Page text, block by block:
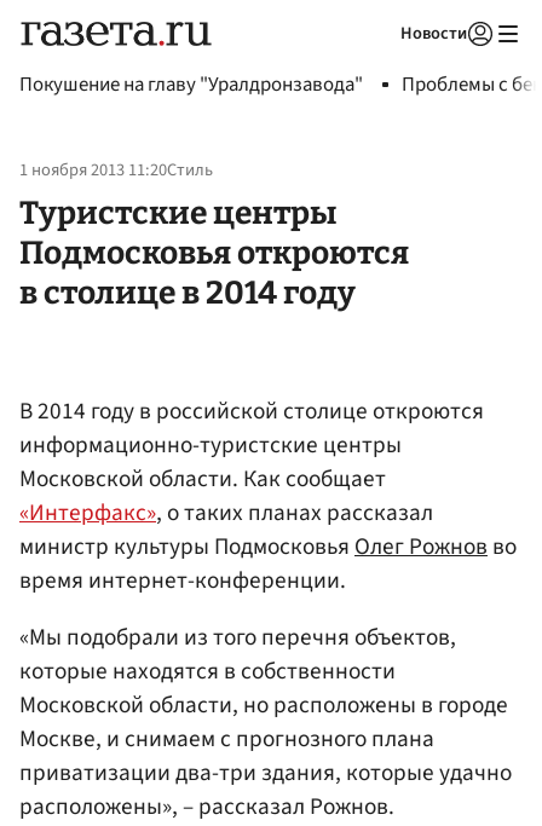
Новости
Покушение на главу "Уралдронзавода" Проблемы с
1 ноября 2013 11:20Стиль
Туристские центры
Подмосковья откроются
в столице в 2014 году
В 2014 году в российской столице откроются
информационно-туристские центры
Московской области. Как сообщает
«Интерфакс», о таких планах рассказал
министр культуры ПодмосковьяОлег Рожновво
время интернет-конференции.
«Мы подобрали из того перечня объектов,
которые находятся в собственности
Московской области, но расположены в городе
Москве, и снимаем с прогнозного плана
приватизации два-три здания, которые удачно
расположены», – рассказал Рожнов.